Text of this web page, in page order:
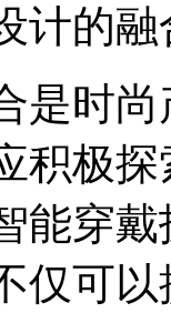
计的融
是时
积极
能穿
仅可